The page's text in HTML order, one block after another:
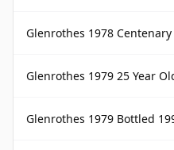
Glenrothes 1978 Centenary
Glenrothes 1979 25 Year Old
Glenrothes 1979 Bottled